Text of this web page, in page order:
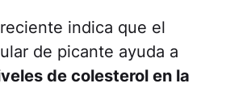
indica que el
de picante ayuda a
de colesterol en la